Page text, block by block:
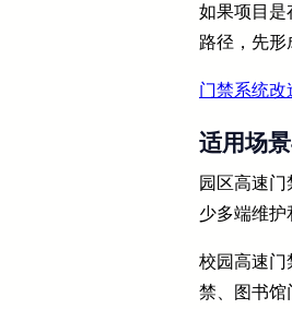
如果项目是
路径，先形
门禁系统改
适用场
园区高速
少多端维护
校园高速门
禁、图书馆